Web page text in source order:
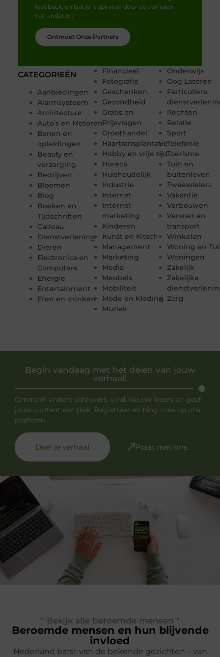
CATEGORIEËN
Aanbiedingen
Alarmsysteem
Architectuur
Auto’s en Motoren
Banen en
opleidingen
Beauty en
verzorging
Bedrijven
Bloemen
Blog
Boeken en
Tijdschriften
Cadeau
Dienstverlening
Dieren
Electronica en
Computers
Energie
Entertainment
Eten en drinken
Financieel
Fotografie
Geschenken
Gezondheid
Gratis en
Prijsvragen
Groothandel
Haartransplantatie
Hobby en vrije tijd
Horeca
Huishoudelijk
Industrie
Internet
Internet
marketing
Kinderen
Kunst en Kitsch
Management
Marketing
Media
Meubels
Mobiliteit
Mode en Kleding
Muziek
Onderwijs
Oog Laseren
Particuliere
Rechten
Relatie
Sport
Telefonie
Toerisme
Tuin en
buitenleven
Tweewielers
Vakantie
Verbouwen
Vervoer en
transport
Winkelen
Woning en
Woningen
Zakelijk
Zakelijke
Zorg
feedback, en laat je inspireren door de verhalen
van anderen.
Ontmoet Onze Partners
Begin vandaag met het delen van jouw
verhaal!
Ontmoet andere schrijvers, vind nieuwe lezers en geef
jouw content een plek. Registreer en blog mee op ons
platform.
Deel je verhaal Praat met ons
" Bekijk alle beroemde mensen "
Beroemde mensen en hun blijvende
invloed
Nederland barst van de bekende gezichten – van